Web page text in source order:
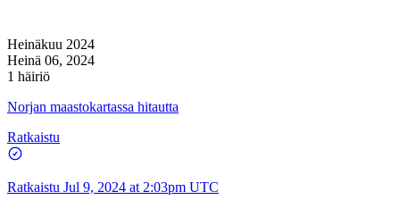
Heinäkuu 2024
Heinä 06, 2024
1 häiriö
Norjan maastokartassa hitautta
Ratkaistu
Ratkaistu Jul 9, 2024 at 2:03pm UTC